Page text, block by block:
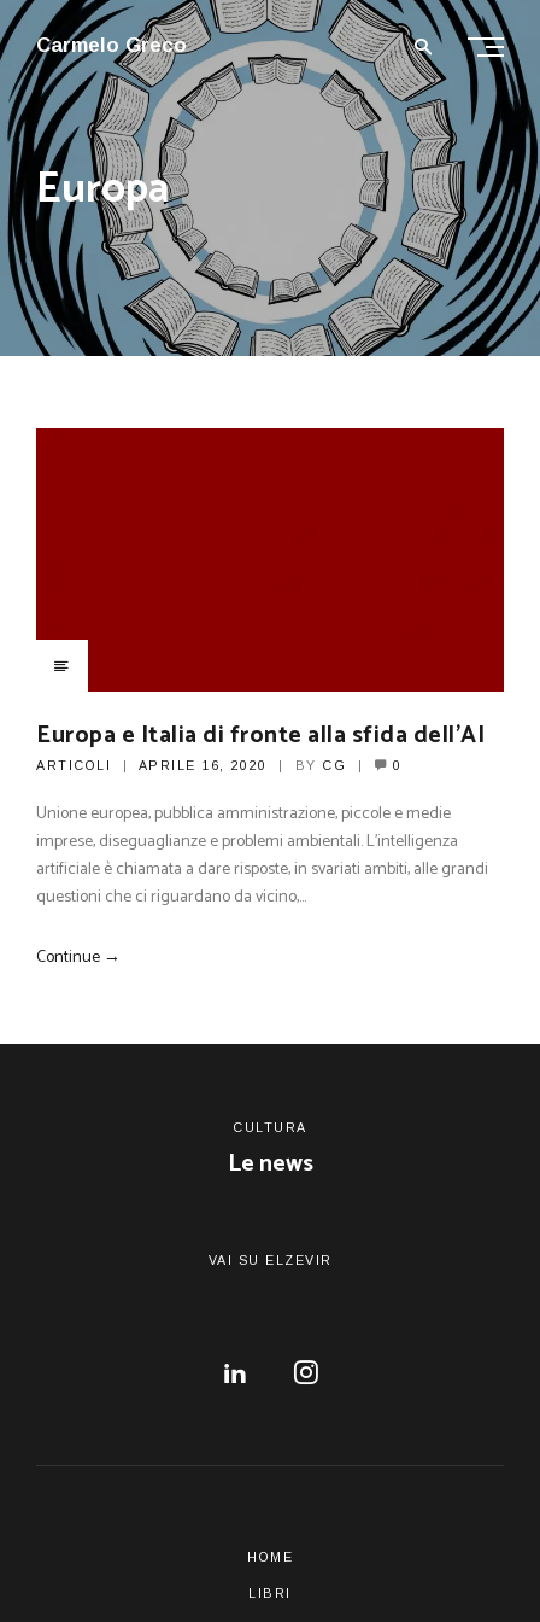
Carmelo Greco
Europa
Europa e Italia di fronte alla sfida dell’AI
ARTICOLI APRILE 16, 2020 BY CG 0
Unione europea, pubblica amministrazione, piccole e medie
imprese, diseguaglianze e problemi ambientali. L’intelligenza
artificiale è chiamata a dare risposte, in svariati ambiti, alle grandi
questioni che ci riguardano da vicino,…
Continue →
CULTURA
Le news
VAI SU ELZEVIR
HOME
LIBRI